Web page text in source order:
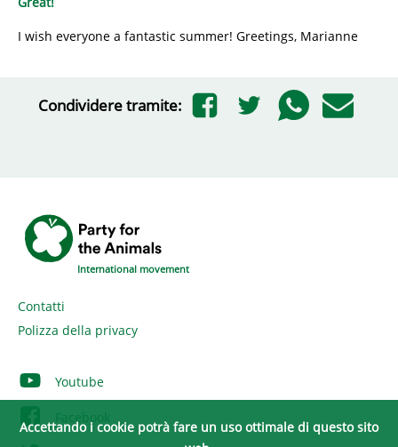
I wish everyone a fantastic summer! Greetings, Marianne
Condividere tramite:
International movement
Contatti
Polizza della privacy
Youtube
Facebook
Accettando i cookie potrà fare un uso ottimale di questo sito